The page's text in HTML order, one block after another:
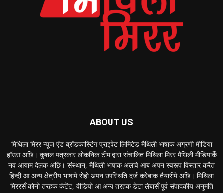
ABOUT US
मिथिला मिरर न्यूज एंड ब्रॉडकास्टिंग प्राइवेट लिमिटेड मैथिली भाषाक अग्रणी मीडिया
हॉउस अछि। कुशल पत्रकार लोकनिक टीम द्वारा संचालित मिथिला मिरर मैथिली मीडियाकेँ
नव आयाम देलक अछि। संस्थान, मैथिली भाषाक अलावे आब अपन स्वरूप विस्तार करैत
हिन्दी आ अन्य क्षेत्रीय भाषामे सेहो अपन उपस्थिति दर्ज करेबाक तैयारीमे अछि। मिथिला
मिररसँ कोनो तरहक कंटेंट, वीडियो आ अन्य तरहक डेटा लेबासँ पूर्व संपादकीय अनुमति